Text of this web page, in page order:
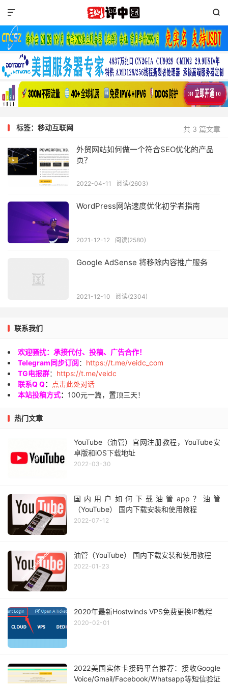


共 3 篇文章
标签：移动互联网
外贸网站如何做一个符合SEO优化的产品
页？
2022-04-11 阅读(2603)
WordPress网站速度优化初学者指南
2021-12-12 阅读(2580)
Google AdSense 将移除内容推广服务
2021-12-10 阅读(2304)
联系我们
欢迎骚扰：承接代付、投稿、广告合作！
Telegram同步订阅： https://t.me/veidc_com
TG电报群： https://t.me/veidc
联系Q Q：
点击此处对话
本站投稿方式： 100元一篇，置顶三天！
热门文章
YouTube（油管）官网注册教程，YouTube安
卓版和iOS下载地址
2022-03-30
国内用户如何下载油管app？油管
（YouTube） 国内下载安装和使用教程
2022-07-12
油管（YouTube） 国内下载安装和使用教程
2022-01-23
2020年最新Hostwinds VPS免费更换IP教程
2020-02-01
2022美国实体卡接码平台推荐：接收Google
Voice/Gmail/Facebook/Whatsapp等短信验证